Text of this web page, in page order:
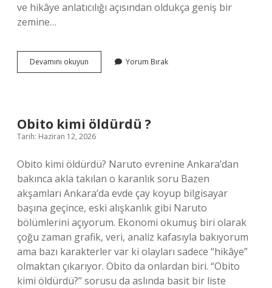
ve hikâye anlatıcılığı açısından oldukça geniş bir
zemine…
Devamını okuyun
Yazgan
Yorum Bırak
Obito kimi öldürdü ?
Tarih: Haziran 12, 2026
Obito kimi öldürdü? Naruto evrenine Ankara’dan
bakınca akla takılan o karanlık soru Bazen
akşamları Ankara’da evde çay koyup bilgisayar
başına geçince, eski alışkanlık gibi Naruto
bölümlerini açıyorum. Ekonomi okumuş biri olarak
çoğu zaman grafik, veri, analiz kafasıyla bakıyorum
ama bazı karakterler var ki olayları sadece “hikâye”
olmaktan çıkarıyor. Obito da onlardan biri. “Obito
kimi öldürdü?” sorusu da aslında basit bir liste